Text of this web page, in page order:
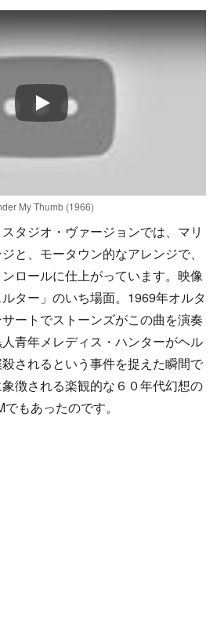
Play
My Thumb (1966)
タジオ・ヴァージョンでは、マリ
と、モータウン的なアレンジで、
ロールに仕上がっています。映像
ター」のいち場面。1969年オルタ
ートでストーンズがこの曲を演奏
青年メレディス・ハンターがヘル
されるという事件を捉えた瞬間で
徴される楽観的な６０年代幻想の
もあったのです。